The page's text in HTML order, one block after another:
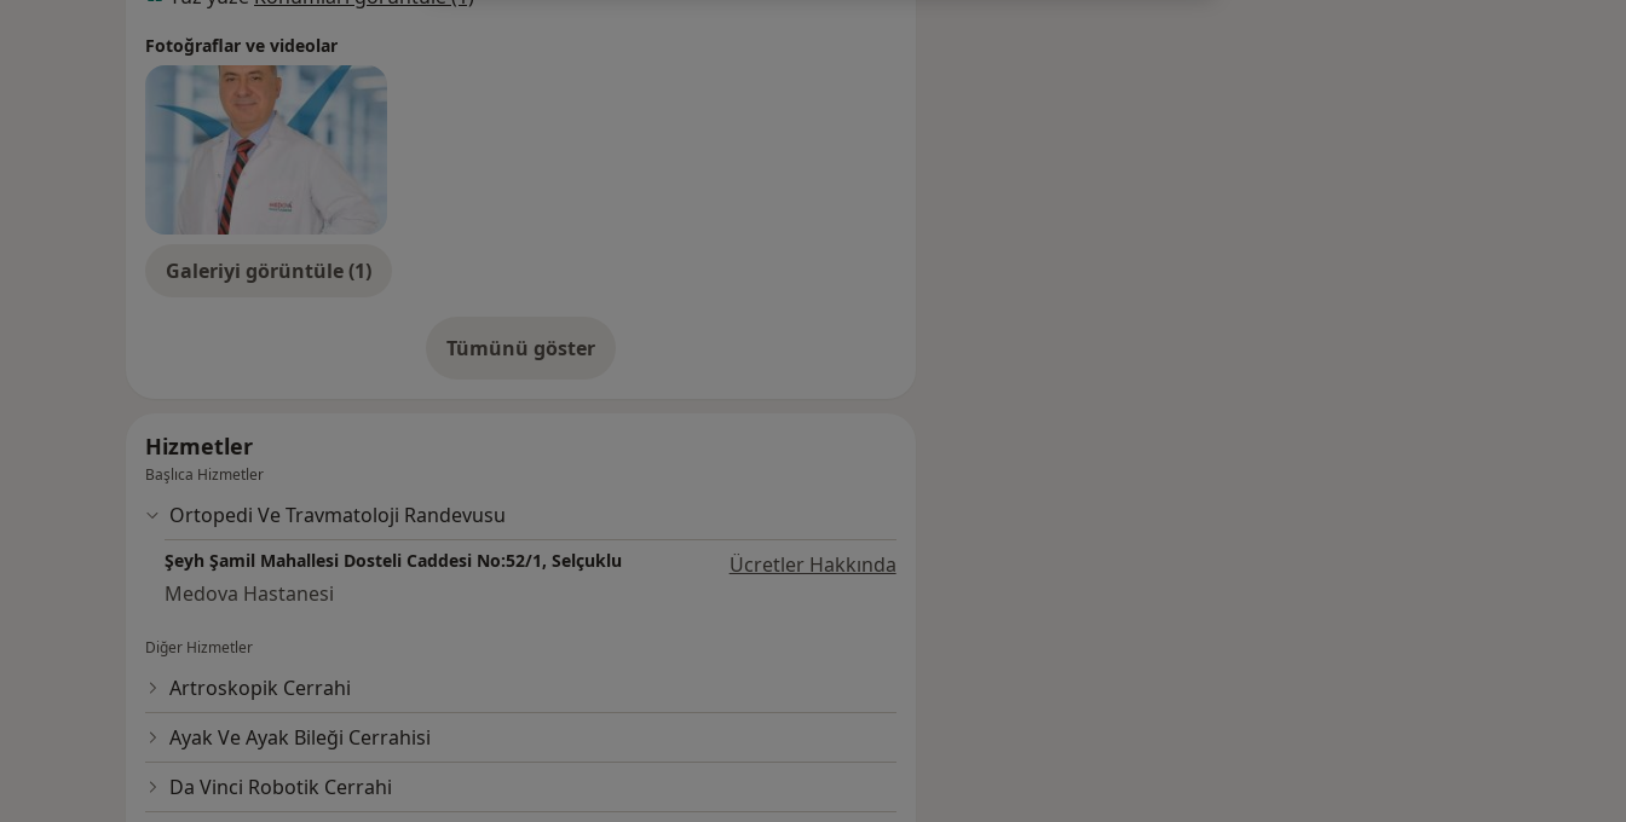
Fotoğraflar ve videolar
Galeriyi görüntüle (1)
Tümünü gösterdeneyim hakkında
Hizmetler
Başlıca Hizmetler
Ortopedi Ve Travmatoloji Randevusu
Şeyh Şamil Mahallesi Dosteli Caddesi No:52/1, Selçuklu
Ücretler Hakkında
Medova Hastanesi
Diğer Hizmetler
Artroskopik Cerrahi
Ayak Ve Ayak Bileği Cerrahisi
Da Vinci Robotik Cerrahi